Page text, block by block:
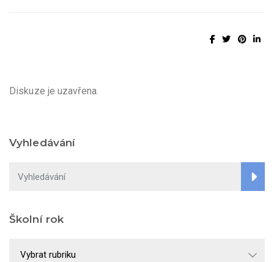
Diskuze je uzavřena.
Vyhledávání
Školní rok